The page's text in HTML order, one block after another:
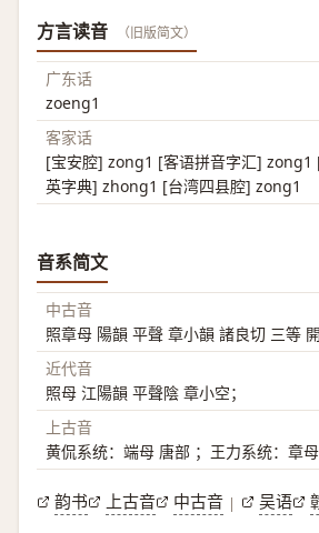
方言读音 （旧版简文）
广东话
zoeng1
客家话
[宝安腔] zong1 [客语拼音字汇]
英字典] zhong1 [台湾四县腔] zong1
音系简文
中古音
照章母 陽韻 平聲 章小韻 諸良切 三等 開
近代音
照母 江陽韻 平聲陰 章小空；
上古音
黄侃系统：端母 唐部 ；王力系统：章母
韵书 上古音 中古音 | 吴语